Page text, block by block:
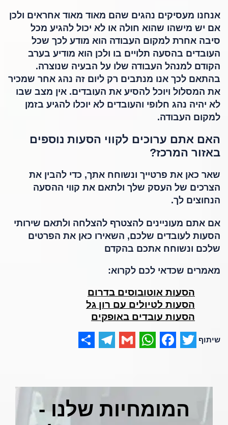
אנחנו מעסיקים נהגים שהם מאוד מאוד אחראים ולכן
אם יש מישהו שהוא חולה או לא יכול להגיע מכל
סיבה אחרת למקום העבודה הוא מודע לכך שכל
העובדים בהסעה תלויים בו ולכן הוא מודיע בערב
הקודם למנהל העבודה שלו על הבעיה שנוצרה.
בהתאם לכך אנו מנתבים רק ליום זה נהג אחר שמכיר
את המסלול ויוכל להסיע את העובדים. אין מצב שבו
לא יהיה נהג חלופי והעובדים לא יוכלו להגיע בזמן
למקום העבודה.
האם אתם ערוכים לקווי הסעות נוספים
באזור המרכז?
שאר כאן את פרטייך ונשוחח אתך, כדי להבין את
הצרכים של העסק שלך ולתאם את קווי ההסעה
הנחוצים לך.
אם אתם מעוניינים להצטרף להצלחה ולתאם שירותי
הסעות לעובדים שלכם, השאירו כאן את הפרטים
שלכם ונשוחח אתכם בהקדם
מאמרים שכדאי לכם לקרוא:
הסעות אוטובוסים בדרום
הסעות לטיולים עם רון גל
הסעות עובדים באופקים
המומחיות שלנו -